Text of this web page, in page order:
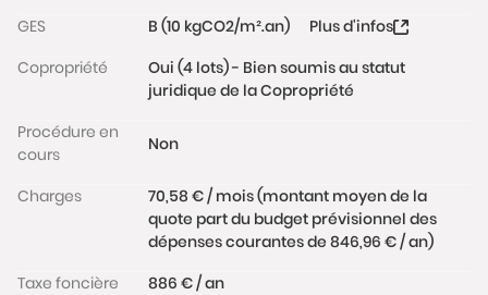
GES
B (10 kgCO2/m².an)
Plus d'infos
Copropriété
Oui (4 lots) - Bien soumis au statut
juridique de la Copropriété
Procédure en
cours
Non
Charges
70,58 € / mois (montant moyen de la
quote part du budget prévisionnel des
dépenses courantes de 846,96 € / an)
Taxe foncière
886 € / an